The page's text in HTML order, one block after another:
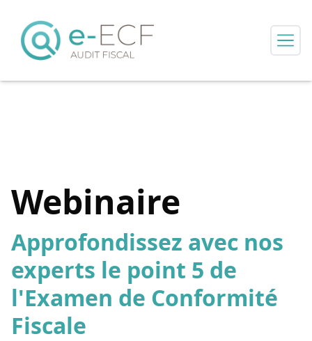
Webinaire
Approfondissez avec nos
experts le point 5 de
l'Examen de Conformité
Fiscale